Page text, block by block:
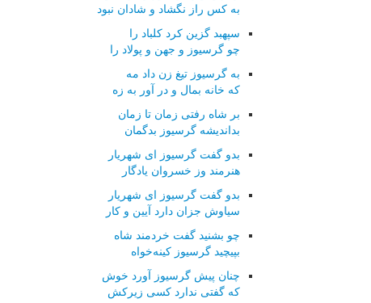
به کس راز نگشاد و شادان نبود
سپهبد گزین کرد کلباد را
چو گرسیوز و جهن و پولاد را
به گرسیوز تیغ زن داد مه
که خانه بمال و در آور به زه
بر شاه رفتی زمان تا زمان
بداندیشه گرسیوز بدگمان
بدو گفت گرسیوز ای شهریار
هنرمند وز خسروان یادگار
بدو گفت گرسیوز ای شهریار
سیاوش جزان دارد آیین و کار
چو بشنید گفت خردمند شاه
بپیچید گرسیوز کینه‌خواه
چنان پیش گرسیوز آورد خوش
که گفتی ندارد کسی زیرکش